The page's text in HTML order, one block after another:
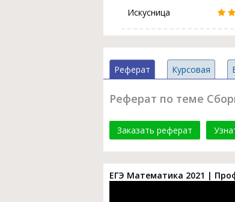
Искусница
Реферат Курсовая
Реферат по теме
Заказать реферат
ЕГЭ Математика 2021 |